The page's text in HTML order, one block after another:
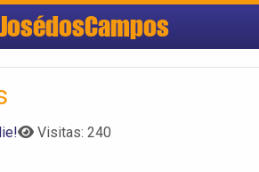
Visitas: 240